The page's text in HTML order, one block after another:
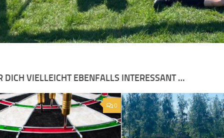
DICH VIELLEICHT EBENFALLS INTERESSANT …
0